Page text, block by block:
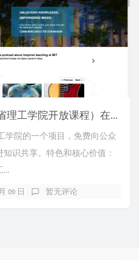
MIT OpenCourseWare（麻省理工学院开放课程）在线学习网课，国外网课学习。
学院的一个项目，免费向公众
识共享。特色和核心价值：
...
09 日 暂无评论